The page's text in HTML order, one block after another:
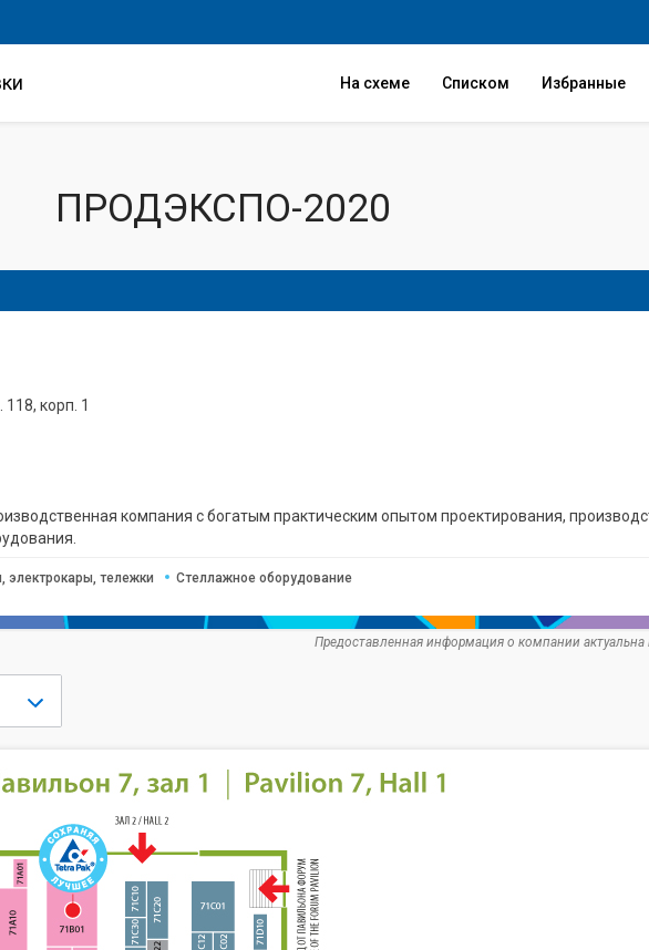
На схеме Списком Избранные
ПРОДЭКСПО-2020
корп. 1
компания с богатым практическим опытом проектирования,
электрокары, тележки Стеллажное оборудование
Предоставленная информация о компании